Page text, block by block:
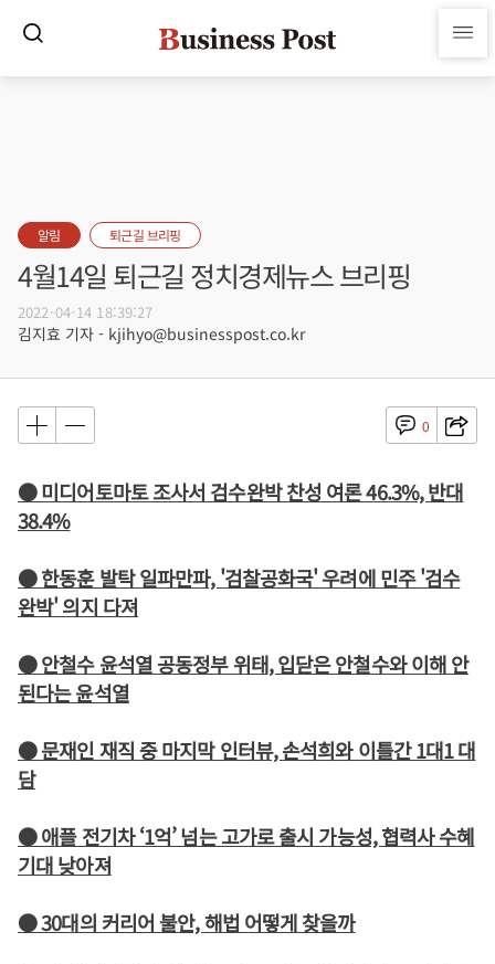
알림 퇴근길 브리핑
4월14일 퇴근길 정치경제뉴스 브리핑
2022-04-14 18:39:27
김지효 기자 - kjihyo@businesspost.co.kr
0
● 미디어토마토 조사서 검수완박 찬성 여론 46.3%, 반대
38.4%
● 한동훈 발탁 일파만파, '검찰공화국' 우려에 민주 '검수
완박' 의지 다져
● 안철수 윤석열 공동정부 위태, 입닫은 안철수와 이해 안
된다는 윤석열
● 문재인 재직 중 마지막 인터뷰, 손석희와 이틀간 1대1 대
담
● 애플 전기차 ‘1억’ 넘는 고가로 출시 가능성, 협력사 수혜
기대 낮아져
● 30대의 커리어 불안, 해법 어떻게 찾을까